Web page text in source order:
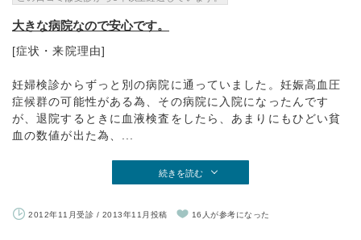
大きな病院なので安心です。
[症状・来院理由]
妊婦検診からずっと別の病院に通っていました。妊娠高血圧
症候群の可能性がある為、その病院に入院になったんです
が、退院するときに血液検査をしたら、あまりにもひどい貧
血の数値が出た為、...
続きを読む
2012年11月受診 / 2013年11月投稿 16人が参考になった